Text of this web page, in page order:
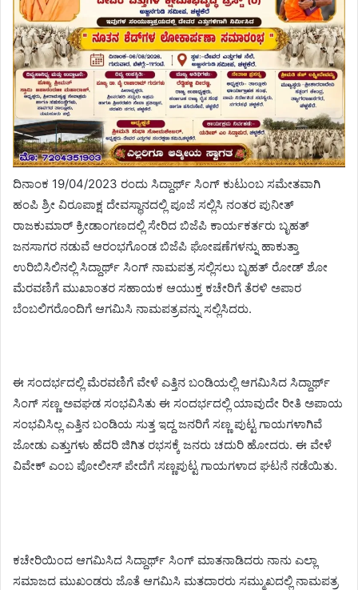
ದಿನಾಂಕ 19/04/2023 ರಂದು ಸಿದ್ದಾರ್ಥ್ ಸಿಂಗ್ ಕುಟುಂಬ ಸಮೇತವಾಗಿ
ಹಂಪಿ ಶ್ರೀ ವಿರೂಪಾಕ್ಷ ದೇವಸ್ಥಾನದಲ್ಲಿ ಪೂಜೆ ಸಲ್ಲಿಸಿ ನಂತರ ಪುನೀತ್
ರಾಜಕುಮಾರ್ ಕ್ರೀಡಾಂಗಣದಲ್ಲಿ ಸೇರಿದ ಬಿಜೆಪಿ ಕಾರ್ಯಕರ್ತರು ಬೃಹತ್
ಜನಸಾಗರ ನಡುವೆ ಆರಂಭಗೊಂಡ ಬಿಜೆಪಿ ಘೋಷಣೆಗಳನ್ನು ಹಾಕುತ್ತಾ
ಉರಿಬಿಸಿಲಿನಲ್ಲಿ ಸಿದ್ದಾರ್ಥ್ ಸಿಂಗ್ ನಾಮಪತ್ರ ಸಲ್ಲಿಸಲು ಬೃಹತ್ ರೋಡ್ ಶೋ
ಮೆರವಣಿಗೆ ಮುಖಾಂತರ ಸಹಾಯಕ ಆಯುಕ್ತ ಕಚೇರಿಗೆ ತೆರಳಿ ಅಪಾರ
ಬೆಂಬಲಿಗರೊಂದಿಗೆ ಆಗಮಿಸಿ ನಾಮಪತ್ರವನ್ನು ಸಲ್ಲಿಸಿದರು.
ಈ ಸಂದರ್ಭದಲ್ಲಿ ಮೆರವಣಿಗೆ ವೇಳೆ ಎತ್ತಿನ ಬಂಡಿಯಲ್ಲಿ ಆಗಮಿಸಿದ ಸಿದ್ದಾರ್ಥ್
ಸಿಂಗ್ ಸಣ್ಣ ಅವಘಡ ಸಂಭವಿಸಿತು ಈ ಸಂದರ್ಭದಲ್ಲಿ ಯಾವುದೇ ರೀತಿ ಅಪಾಯ
ಸಂಭವಿಸಿಲ್ಲ ಎತ್ತಿನ ಬಂಡಿಯ ಸುತ್ತ ಇದ್ದ ಜನರಿಗೆ ಸಣ್ಣ ಪುಟ್ಟ ಗಾಯಗಳಾಗಿವೆ
ಜೋಡು ಎತ್ತುಗಳು ಹೆದರಿ ಜಿಗಿತ ರಭಸಕ್ಕೆ ಜನರು ಚದುರಿ ಹೋದರು. ಈ ವೇಳೆ
ವಿವೇಕ್ ಎಂಬ ಪೋಲೀಸ್ ಪೇದೆಗೆ ಸಣ್ಣಪುಟ್ಟ ಗಾಯಗಳಾದ ಘಟನೆ ನಡೆಯಿತು.
ಕಚೇರಿಯಿಂದ ಆಗಮಿಸಿದ ಸಿದ್ದಾರ್ಥ್ ಸಿಂಗ್ ಮಾತನಾಡಿದರು ನಾನು ಎಲ್ಲಾ
ಸಮಾಜದ ಮುಖಂಡರು ಜೊತೆ ಆಗಮಿಸಿ ಮತದಾರರು ಸಮ್ಮುಖದಲ್ಲಿ ನಾಮಪತ್ರ